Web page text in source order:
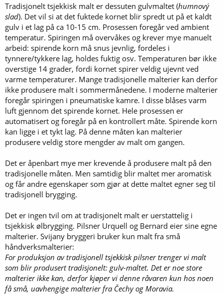
Tradisjonelt tsjekkisk malt er dessuten gulvmaltet (humnový
slad). Det vil si at det fuktede kornet blir spredt ut på et kaldt
gulv i et lag på ca 10-15 cm. Prosessen foregår ved ambient
temperatur. Spiringen må overvåkes og krever mye manuelt
arbeid: spirende korn må snus jevnlig, fordeles i
tynnere/tykkere lag, holdes fuktig osv. Temperaturen bør ikke
overstige 14 grader, fordi kornet spirer veldig ujevnt ved
varme temperaturer. Mange tradisjonelle malterier kan derfor
ikke produsere malt i sommermånedene. I moderne malterier
foregår spiringen i pneumatiske kamre. I disse blåses varm
luft gjennom det spirende kornet. Hele prosessen er
automatisert og foregår på en kontrollert måte. Spirende korn
kan ligge i et tykt lag. På denne måten kan malterier
produsere veldig store mengder av malt om gangen.
Det er åpenbart mye mer krevende å produsere malt på den
tradisjonelle måten. Men samtidig blir maltet mer aromatisk
og får andre egenskaper som gjør at dette maltet egner seg til
tradisjonell brygging.
Det er ingen tvil om at tradisjonelt malt er uerstattelig i
tsjekkisk ølbrygging. Pilsner Urquell og Bernard eier sine egne
malterier. Svijany bryggeri bruker kun malt fra små
håndverksmalterier:
For produksjon av tradisjonell tsjekkisk pilsner trenger vi malt
som blir produsert tradisjonelt: gulv-maltet. Det er noe store
malterier ikke kan, derfor kjøper vi denne råvaren kun hos noen
få små, uavhengige malterier fra Čechy og Moravia.